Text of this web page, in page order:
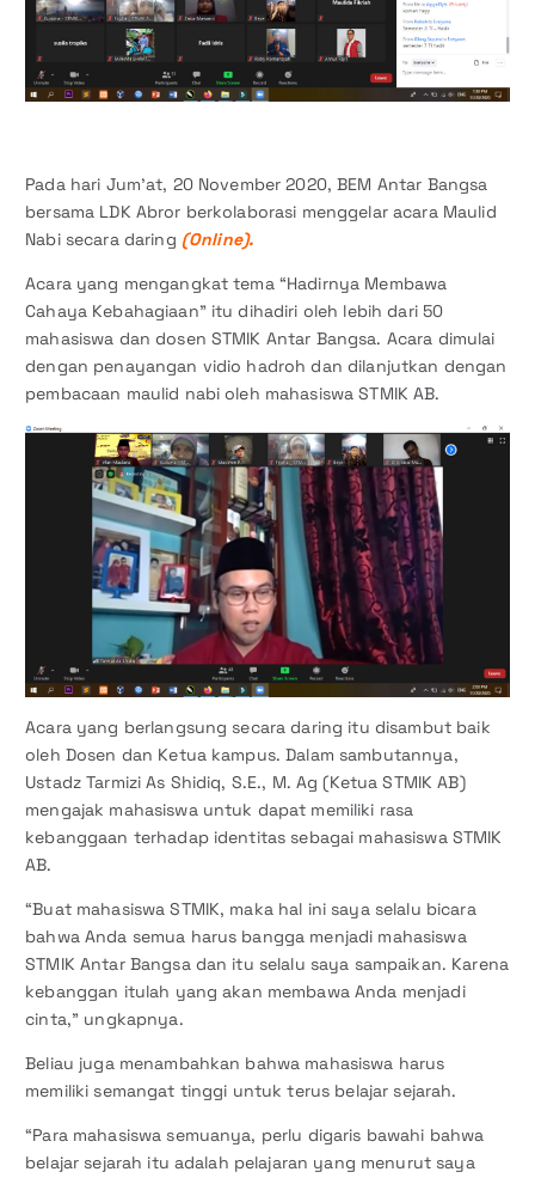
Pada hari Jum’at, 20 November 2020, BEM Antar Bangsa
bersama LDK Abror berkolaborasi menggelar acara Maulid
Nabi secara daring (Online).
Acara yang mengangkat tema “Hadirnya Membawa
Cahaya Kebahagiaan” itu dihadiri oleh lebih dari 50
mahasiswa dan dosen STMIK Antar Bangsa. Acara dimulai
dengan penayangan vidio hadroh dan dilanjutkan dengan
pembacaan maulid nabi oleh mahasiswa STMIK AB.
Acara yang berlangsung secara daring itu disambut baik
oleh Dosen dan Ketua kampus. Dalam sambutannya,
Ustadz Tarmizi As Shidiq, S.E., M. Ag (Ketua STMIK AB)
mengajak mahasiswa untuk dapat memiliki rasa
kebanggaan terhadap identitas sebagai mahasiswa STMIK
AB.
“Buat mahasiswa STMIK, maka hal ini saya selalu bicara
bahwa Anda semua harus bangga menjadi mahasiswa
STMIK Antar Bangsa dan itu selalu saya sampaikan. Karena
kebanggan itulah yang akan membawa Anda menjadi
cinta,” ungkapnya.
Beliau juga menambahkan bahwa mahasiswa harus
memiliki semangat tinggi untuk terus belajar sejarah.
“Para mahasiswa semuanya, perlu digaris bawahi bahwa
belajar sejarah itu adalah pelajaran yang menurut saya